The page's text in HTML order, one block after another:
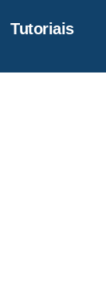
Tutoriais